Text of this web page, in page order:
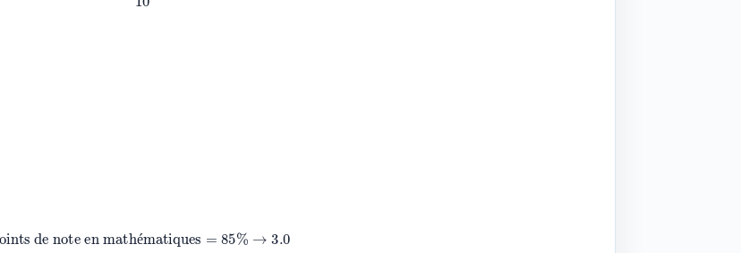
é
Points de note en mathématiques 85%→
3.0